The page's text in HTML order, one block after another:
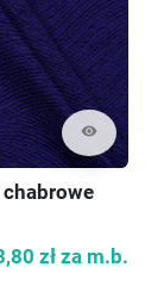
visibility
zł za m.b.